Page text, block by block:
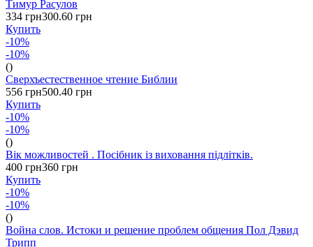
Тимур Расулов
334 грн300.60 грн
Купить
-10%
-10%
()
Сверхъестественное чтение Библии
556 грн500.40 грн
Купить
-10%
-10%
()
Вік можливостей . Посібник із виховання підлітків.
400 грн360 грн
Купить
-10%
-10%
()
Война слов. Истоки и решение проблем общения Пол Дэвид
Трипп